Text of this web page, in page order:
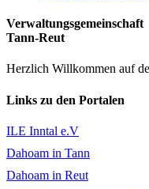
Verwaltungsgemeinschaft
Tann-Reut
Herzlich Willkommen auf
Links zu den Portalen
ILE Inntal e.V
Dahoam in Tann
Dahoam in Reut